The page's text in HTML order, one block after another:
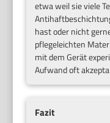
etwa weil sie viele
hast oder nicht
pflegeleichten
mit dem Gerät
Aufwand oft
Fazit